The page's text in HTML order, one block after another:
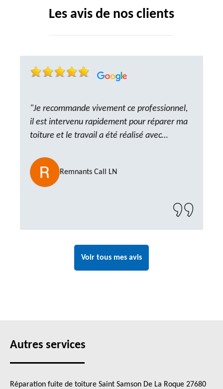
Les avis de nos clients
"Je recommande vivement ce professionnel,
il est intervenu rapidement pour réparer ma
toiture et le travail a été réalisé avec
ponctuel et à l’écoute, le résultat est
impeccable et le chantier a été laissé propre.
Un artisan de confiance que je n’hésiterai pas
Remnants Call LN
Voir tous mes avis
Autres services
Réparation fuite de toiture Saint Samson De La Roque 27680